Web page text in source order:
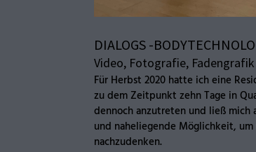
DIALOGS -
Video, Fotografie, Fadengrafik
Für Herbst 2020 hatte ich eine
zu dem Zeitpunkt zehn Tage in
dennoch anzutreten und ließ
und naheliegende Möglichkeit,
nachzudenken.